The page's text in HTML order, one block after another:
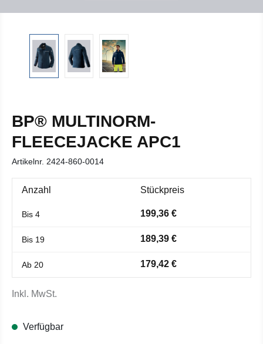
BP® MULTINORM-
FLEECEJACKE APC1
Artikelnr. 2424-860-0014
Anzahl Stückpreis
Bis 4 199,36 €
Bis 19 189,39 €
Ab 20 179,42 €
Inkl. MwSt.
Verfügbar